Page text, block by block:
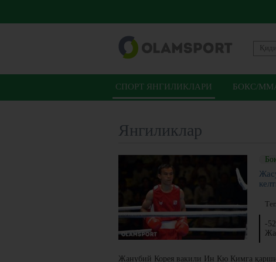
СПОРТ ЯНГИЛИКЛАРИ БОКС/
Янгиликлар
-
Жанубий Корея вакили Ин Кю Кимга қарши